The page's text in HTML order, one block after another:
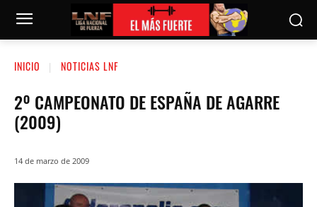
INICIO NOTICIAS LNF
2º CAMPEONATO DE ESPAÑA DE AGARRE
(2009)
14 de marzo de 2009